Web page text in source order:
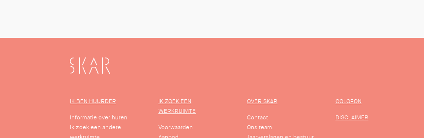
SKAR
IK BEN HUURDER
Informatie over huren
Ik zoek een andere
IK ZOEK EEN
WERKRUIMTE
Voorwaarden
OVER SKAR
Contact
Ons team
COLOFON
DISCLAIMER